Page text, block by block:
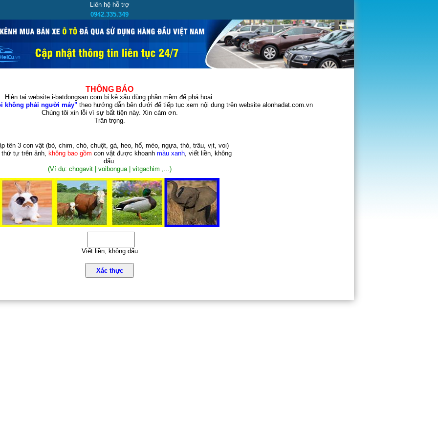
Liên hệ hỗ trợ
0942.335.349
THÔNG BÁO
Hiện tại website i-batdongsan.com bị kẻ xấu dùng phần mềm để phá hoại.
không phải người máy"theo hướng dẫn bên dưới để tiếp tục xem nội dung trên website alonhadat.com.vn
Chúng tôi xin lỗi vì sự bất tiện này. Xin cám ơn.
Trân trọng.
tên 3 con vật (bò, chim, chó, chuột, gà, heo, hổ, mèo, ngựa, thỏ, trâu, vịt, voi)
thứ tự trên ảnh, không bao gồm con vật được khoanh màu xanh, viết liền, không
dấu.
(Ví dụ: chogavit | voibongua | vitgachim ,...)
Viết liền, không dấu
Xác thực